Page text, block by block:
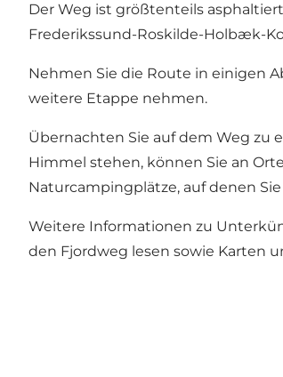
Der Weg ist größtenteils
Frederikssund-Roskilde-Holbæk-
Nehmen Sie die Route in einigen
weitere Etappe nehmen.
Übernachten Sie auf dem Weg zu
Himmel stehen, können Sie an
Naturcampingplätze, auf denen
Weitere Informationen zu
den Fjordweg lesen sowie Karten